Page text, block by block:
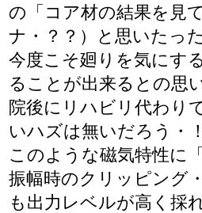
の「コア材の結果を見
ナ・？？）と思いたっ
今度こそ廻りを気にす
ることが出来るとの思
院後にリハビリ代わり
いハズは無いだろう・
このような磁気特性に
振幅時のクリッピング
も出力レベルが高く採